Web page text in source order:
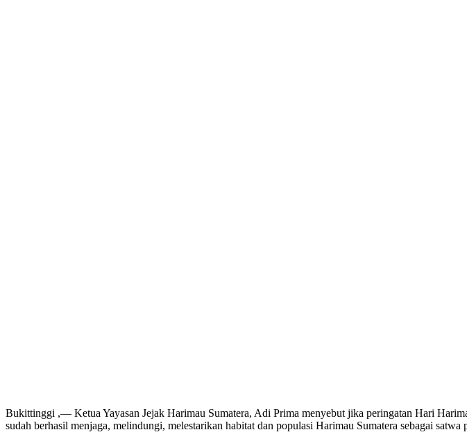
Bukittinggi ,— Ketua Yayasan Jejak Harimau Sumatera, Adi Prima menyebut jika peringatan Hari
sudah berhasil menjaga, melindungi, melestarikan habitat dan populasi Harimau Sumatera sebagai satwa